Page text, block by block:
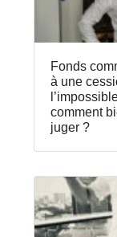
Fonds
à une
comment
juger ?